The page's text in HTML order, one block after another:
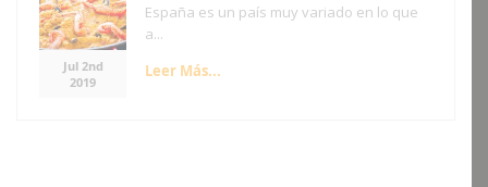
Jul 2nd
2019
España es un país muy variado en lo que
a...
Leer Más...